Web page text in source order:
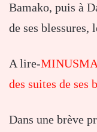
Bamako, puis à
de ses blessures,
A lire-MINUSMA
des suites de ses
Dans une brève